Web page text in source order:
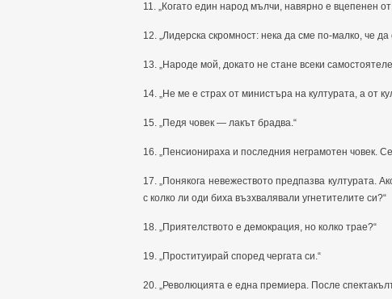
11. „Когато един народ мълчи, навярно е вцепенен от
12. „Лидерска скромност: нека да сме по-малко, че
13. „Народе мой, докато не стане всеки
14. „Не ме е страх от министъра на културата, а от
15. „Педя човек — лакът брадва.“
16. „Пенсионираха и последния неграмотен човек.
17. „Понякога невежеството предпазва културата.
с колко ли оди биха възхвалявали угнетителите си?“
18. „Приятелството е демокрация, но колко трае?“
19. „Проституирай според чергата си.“
20. „Революцията е една премиера. После